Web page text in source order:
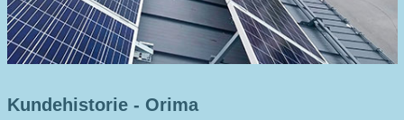
Kundehistorie - Orima